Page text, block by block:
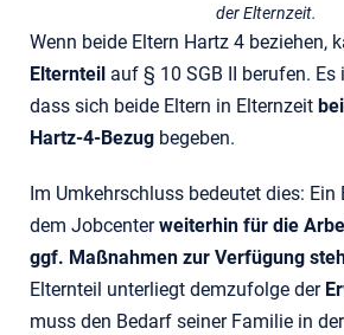
der Elternzeit.
Wenn beide Eltern Hartz 4 beziehen,
Elternteil auf § 10 SGB II berufen.
dass sich beide Eltern in Elternzeit
Hartz-4-Bezug begeben.
Im Umkehrschluss bedeutet dies:
dem Jobcenterweiterhin für die
ggf. Maßnahmen zur Verfügung
Elternteil unterliegt demzufolge der
muss den Bedarf seiner Familie in der